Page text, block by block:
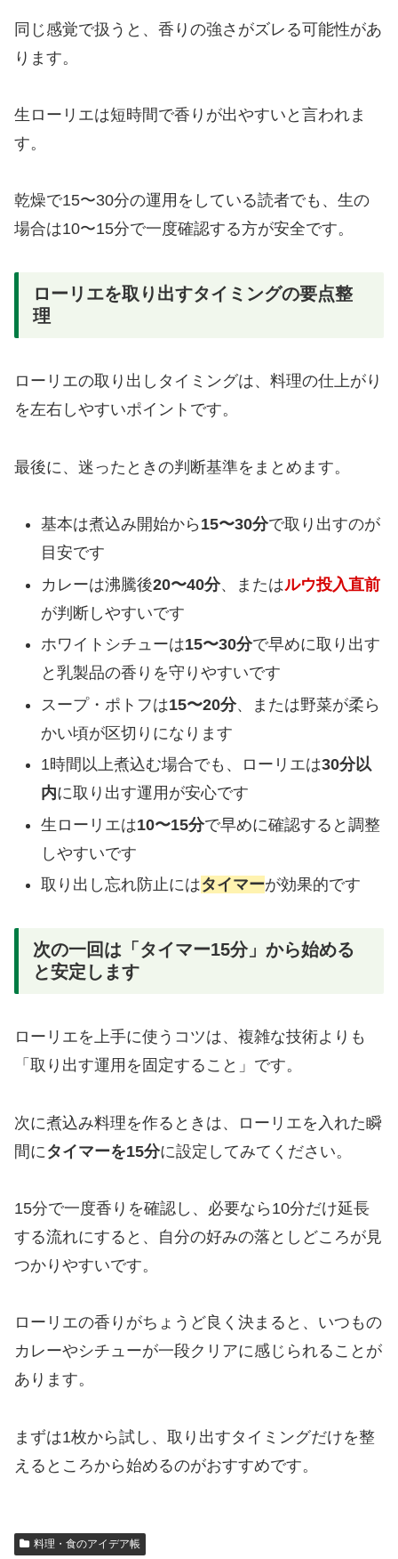
同じ感覚で扱うと、香りの強さがズレる可能性があ
ります。
生ローリエは短時間で香りが出やすいと言われま
す。
乾燥で15〜30分の運用をしている読者でも、生の
場合は10〜15分で一度確認する方が安全です。
ローリエを取り出すタイミングの要点整
理
ローリエの取り出しタイミングは、料理の仕上がり
を左右しやすいポイントです。
最後に、迷ったときの判断基準をまとめます。
基本は煮込み開始から 15〜30分で取り出すのが
目安です
カレーは沸騰後20〜40分、またはルウ投入直前
が判断しやすいです
ホワイトシチューは15〜30分で早めに取り出す
と乳製品の香りを守りやすいです
スープ・ポトフは15〜20分、または野菜が柔ら
かい頃が区切りになります
1時間以上煮込む場合でも、ローリエは30分以
内に取り出す運用が安心です
生ローリエは10〜15分で早めに確認すると調整
しやすいです
取り出し忘れ防止にはタイマーが効果的です
次の一回は「タイマー15分」から始める
と安定します
ローリエを上手に使うコツは、複雑な技術よりも
「取り出す運用を固定すること」です。
次に煮込み料理を作るときは、ローリエを入れた瞬
間に タイマーを15分に設定してみてください。
15分で一度香りを確認し、必要なら10分だけ延長
する流れにすると、自分の好みの落としどころが見
つかりやすいです。
ローリエの香りがちょうど良く決まると、いつもの
カレーやシチューが一段クリアに感じられることが
あります。
まずは1枚から試し、取り出すタイミングだけを整
えるところから始めるのがおすすめです。
料理・食のアイデア帳